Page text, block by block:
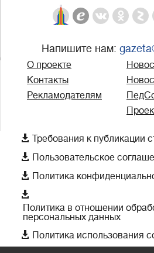
Напишите нам:
О проекте
Контакты
Рекламодателям
 Требования к публикации
 Пользовательское
 Политика

Политика в отношении
персональных данных
 Политика использования